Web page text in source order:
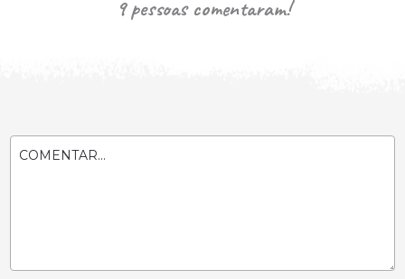
9 pessoas comentaram!
COMENTAR...